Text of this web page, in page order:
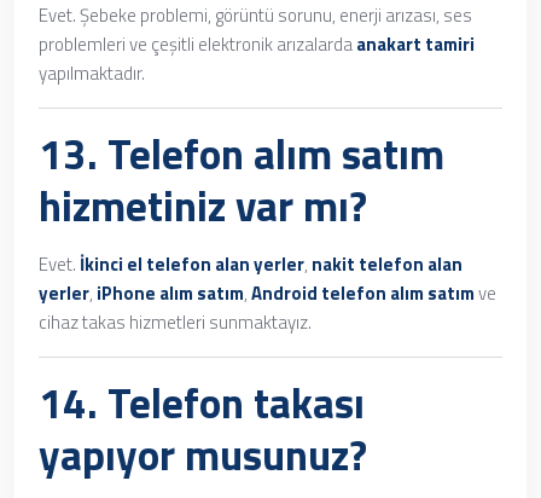
Evet. Şebeke problemi, görüntü sorunu, enerji arızası, ses
problemleri ve çeşitli elektronik arızalardaanakart tamiri
yapılmaktadır.
13. Telefon alım satım
hizmetiniz var mı?
Evet. İkinci el telefon alan yerler, nakit telefon alan
yerler, iPhone alım satım,Android telefon alım satımve
cihaz takas hizmetleri sunmaktayız.
14. Telefon takası
yapıyor musunuz?